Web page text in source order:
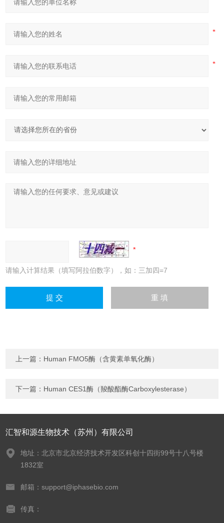
请输入计算结果（填写阿拉伯数字），如：三加四=7
上一篇： Human FMO5酶（含黄素单氧化酶）
下一篇： Human CES1酶（羧酸酯酶Carboxylesterase）
汇智和源生物技术（苏州）有限公司
地址：北京市北京经济技术开发区科创十四街99号十八号楼
1832室
邮箱：support@iphasebio.com
传真：